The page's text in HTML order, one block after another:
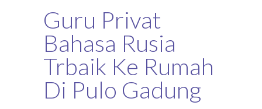
Guru Privat
Bahasa Rusia
Trbaik Ke Rumah
Di Pulo Gadung